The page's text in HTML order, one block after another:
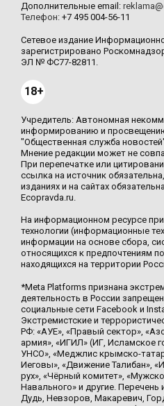
Дополнительные email:
Телефон: +7 495 004-56-11
Сетевое издание
зарегистрировано
ЭЛ № ФС77-82811.
18+
Учредитель: Автономная
информированию и
"Общественная служба
Мнение редакции может не
При перепечатке или
ссылка на источник
изданиях и на сайтах
Ecopravda.ru.
На информационном ресурсе
технологии (информационные
информации на основе сбора,
относящихся к предпочтениям
находящихся на территории
*Meta Platforms признана
деятельность в России
социальные сети Facebook и
Экстремистские и
РФ: «АУЕ», «Правый сектор»,
армия», «ИГИЛ» (ИГ, Исламское
УНСО», «Меджлис крымско-
Иеговы», «Движение Талибан»,
рух», «Чёрный комитет»,
Навального» и другие.
Дудь, Невзоров, Макаревич,